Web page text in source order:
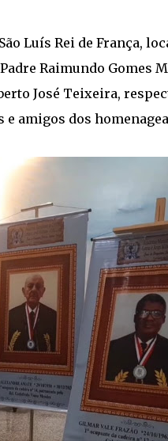
Luís Rei de França,
Raimundo Gomes
José Teixeira,
amigos dos